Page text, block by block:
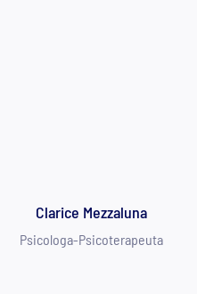
Clarice Mezzaluna
Psicologa-Psicoterapeuta